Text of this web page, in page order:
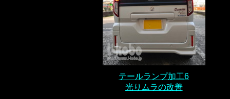
テールランプ加工6
光りムラの改善